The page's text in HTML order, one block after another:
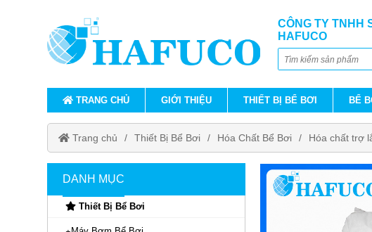
CÔNG TY TNHH
HAFUCO
TRANG CHỦ GIỚI THIỆU THIẾT BỊ BỂ BƠI BỂ
Trang chủ Thiết Bị Bể Bơi Hóa Chất Bể Bơi Hóa chất trợ
DANH MỤC
Thiết Bị Bể Bơi